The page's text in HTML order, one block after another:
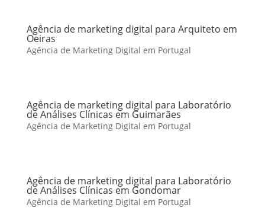
Agência de marketing digital para Arquiteto em
Oeiras
Agência de Marketing Digital em Portugal
Agência de marketing digital para Laboratório
de Análises Clínicas em Guimarães
Agência de Marketing Digital em Portugal
Agência de marketing digital para Laboratório
de Análises Clínicas em Gondomar
Agência de Marketing Digital em Portugal